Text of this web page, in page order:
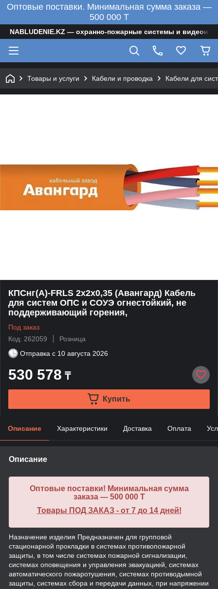
Оптовые поставки. Минимальная сумма заказа —
500 000 T
NABLUDENIE.KZ — охранно-пожарные системы и
Товары и услуги Кабели и проводка Кабели для
КПСнг(А)-FRLS 2х2х0,35 (Авангард) Кабель
для систем ОПС и СОУЭ огнестойкий, не
поддерживающий горения,
Под заказ
Код: 262059
Розница
Отправка с 10 августа 2026
530 578 ₸
Купить
Описание Характеристики Доставка Оплата
Описание
Оптовые поставки! Минимальная сумма
заказа — 500 000 T
Товары ПОД ЗАКАЗ - от 7 до 14 дней!
Назначение изделия Предназначен для групповой
стационарной прокладки в системах противопожарной
защиты, в том числе системах пожарной сигнализации,
системах оповещения и управления эвакуацией, системах
автоматического пожаротушения, системах противодымной
защиты, системах сбора и передачи данных, при напряжении